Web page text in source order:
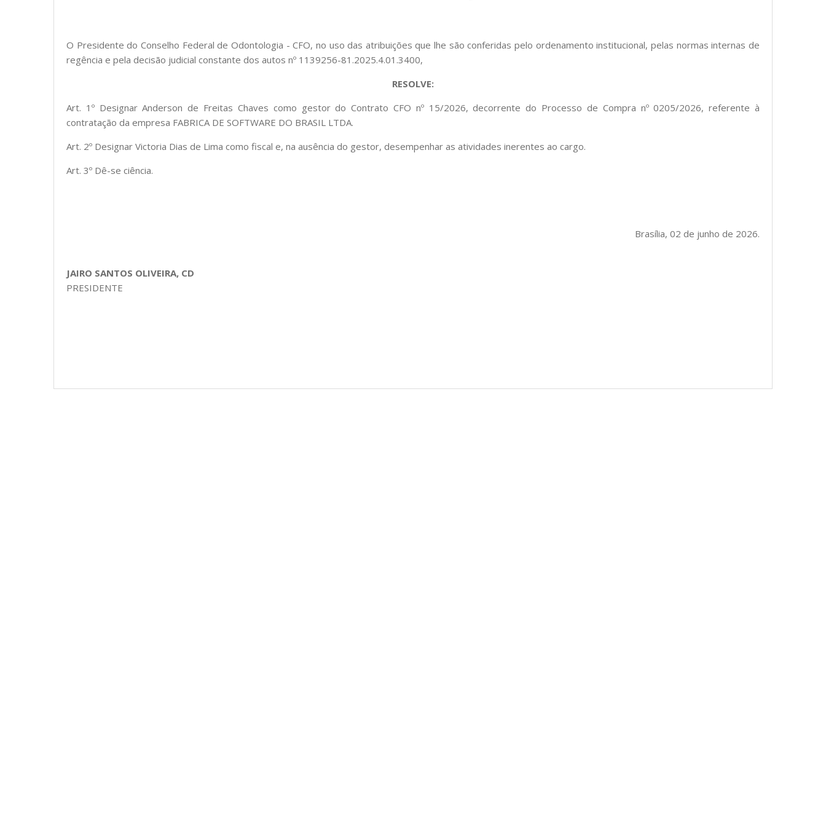
O Presidente do Conselho Federal de Odontologia - CFO, no uso das atribuições que lhe são conferidas pelo ordenamento institucional, pelas normas internas de
regência e pela decisão judicial constante dos autos nº 1139256-81.2025.4.01.3400,
RESOLVE:
Art. 1º Designar Anderson de Freitas Chaves como gestor do Contrato CFO nº 15/2026, decorrente do Processo de Compra nº 0205/2026, referente à
contratação da empresa FABRICA DE SOFTWARE DO BRASIL LTDA.
Art. 2º Designar Victoria Dias de Lima como fiscal e, na ausência do gestor, desempenhar as atividades inerentes ao cargo.
Art. 3º Dê-se ciência.
Brasília, 02 de junho de 2026.
JAIRO SANTOS OLIVEIRA, CD
PRESIDENTE